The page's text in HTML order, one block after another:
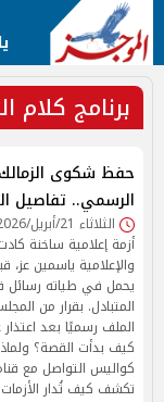
برنامج كلام
حفظ شكوى
الرسمي.. تفاصيل
الثلاثاء 21/أبريل/2026 - 10:10 ص
أزمة إعلامية ساخنة
والإعلامية ياسمين
يحمل في طياته رسائل
المتبادل. بقرار من
الملف رسميًا بعد
كيف بدأت القصة؟
كواليس التواصل مع
تكشف كيف تُدار